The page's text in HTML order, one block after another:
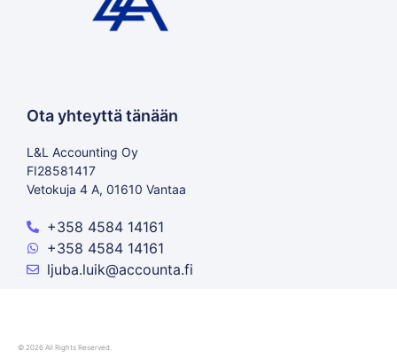
Ota yhteyttä tänään
L&L Accounting Oy
FI28581417
Vetokuja 4 A, 01610 Vantaa
+358 4584 14161
+358 4584 14161
ljuba.luik@accounta.fi
© 2026 All Rights Reserved.